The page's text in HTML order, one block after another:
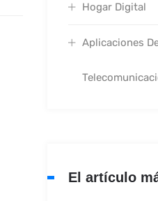
Hogar Digital
Aplicaciones
El artículo